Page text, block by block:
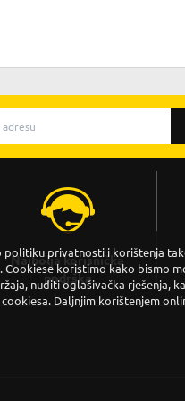
Najbolja korisnička
podrška
politiku privatnosti i korištenja
koristimo kako bismo
nuditi oglašivačka rješenja,
Daljnjim korištenjem